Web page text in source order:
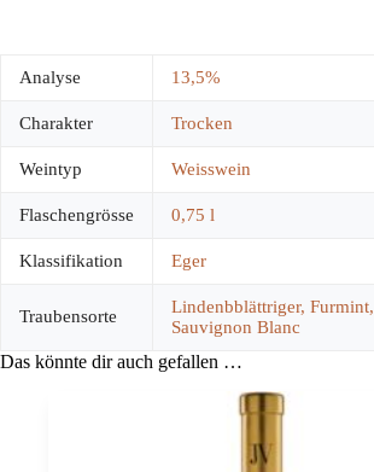
Analyse 13,5%
Charakter Trocken
Weintyp Weisswein
Flaschengrösse 0,75 l
Klassifikation Eger
Traubensorte
Lindenbblättriger,
Sauvignon Blanc
Das könnte dir auch gefallen …